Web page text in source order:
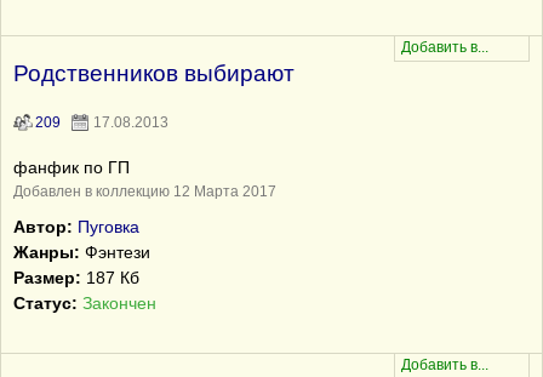
Родственников выбирают
209 17.08.2013
фанфик по ГП
Добавлен в коллекцию 12 Марта 2017
Автор: Пуговка
Жанры: Фэнтези
Размер: 187 Кб
Статус: Закончен